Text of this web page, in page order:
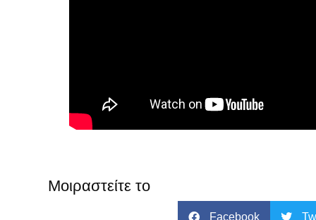
Μοιραστείτε το
Facebook